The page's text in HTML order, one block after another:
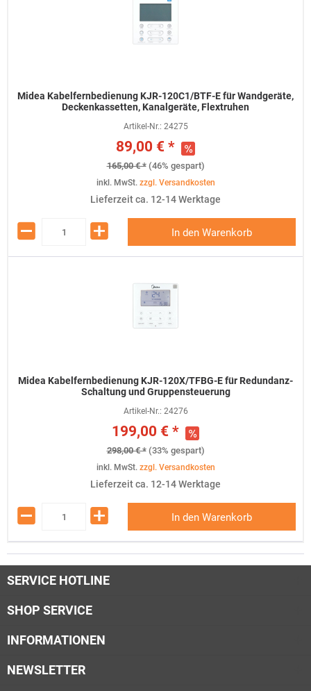
Midea Kabelfernbedienung KJR-120C1/BTF-E für Wandgeräte,
Deckenkassetten, Kanalgeräte, Flextruhen
Artikel-Nr.: 24275
89,00 € *
165,00 € * (46% gespart)
inkl. MwSt. zzgl. Versandkosten
Lieferzeit ca. 12-14 Werktage
In den Warenkorb
Midea Kabelfernbedienung KJR-120X/TFBG-E für Redundanz-
Schaltung und Gruppensteuerung
Artikel-Nr.: 24276
199,00 € *
298,00 € * (33% gespart)
inkl. MwSt. zzgl. Versandkosten
Lieferzeit ca. 12-14 Werktage
In den Warenkorb
SERVICE HOTLINE
SHOP SERVICE
INFORMATIONEN
NEWSLETTER